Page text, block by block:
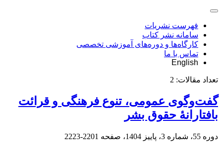
فهرست نشریات
سامانه نشر کتاب
کارگاه‌ها و دوره‌های آموزشی تخصصی
تماس با ما
English
تعداد مقالات: 2
گفت‌وگوی عمومی، تنوع فرهنگی و قرائت
بافتارانۀ حقوق بشر
دوره 55، شماره 3، پاییز 1404، صفحه 2201-2223